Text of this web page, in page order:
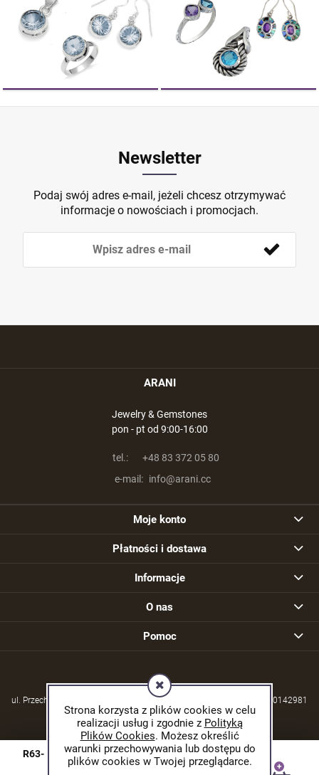
Strona korzysta z plików cookies w celu
realizacji usług i zgodnie z Polityką
Plików Cookies. Możesz określić
warunki przechowywania lub dostępu do
plików cookies w Twojej przeglądarce.
R63- Turmalin prostokąt 3mm 380mm
Newsletter
Podaj swój adres e-mail, jeżeli chcesz otrzymywać
informacje o nowościach i promocjach.
ARANI
Jewelry & Gemstones
pon - pt od 9:00-16:00
tel.:
+48 83 372 05 80
e-mail: info@arani.cc
Moje konto
Płatności i dostawa
Informacje
O nas
Pomoc
ul. Przechodzisko 39, 21-570 Drelów | NIP: 5380004253 | REGON: 030142981
© 2026 arani.cc. Wszelkie prawa zastrzeżone.